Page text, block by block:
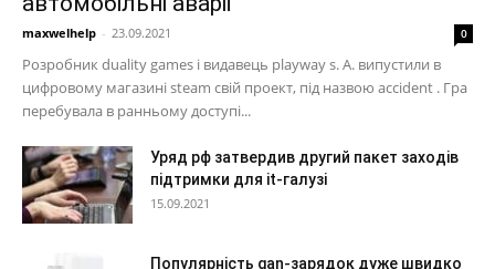
maxwelhelp - 23.09.2021 0
Розробник duality games і видавець playway s. A. випустили в
цифровому магазині steam свій проект, під назвою accident . Гра
перебувала в ранньому доступі...
Уряд рф затвердив другий пакет заходів
підтримки для it-галузі
15.09.2021
Популярність gan-зарядок дуже швидко